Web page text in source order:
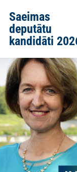
Saeimas
deputātu
kandidāti